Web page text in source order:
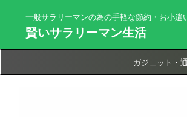
一般サラリーマンの為の手軽な節約・お小遣
賢いサラリーマン生活
ガジェット・